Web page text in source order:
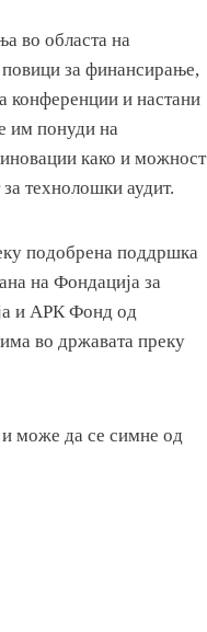
во областа на
повици за финансирање,
конференции и настани
им понуди на
како и можност
технолошки аудит.
подобрена поддршка
на Фондација за
и АРК Фонд од
во државата преку
може да се симне од